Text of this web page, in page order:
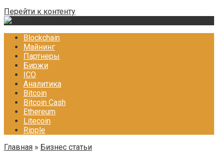
Перейти к контенту
Blockchain
Майнинг
Партнеры
Биржи
ICO
Аналитика
Bitcoin
Bitcoin Cash
Ethereum
Litecoin
Ripple
Главная » Бизнес статьи